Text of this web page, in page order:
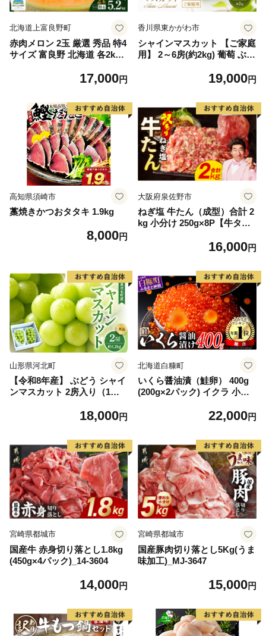
北海道上富良野町
赤肉メロン 2玉 厳選 秀品 特4
サイズ 富良野 北海道 各2kg
富良野 メロン めろん 果物 く
17,000円
香川県東かがわ市
シャインマスカット 【ご家庭
用】 2～6房(約2kg) 葡萄 ぶど
もの 果実 旬の果物 旬のフル
19,000円
高知県須崎市
藁焼きかつおタタキ 1.9kg
8,000円
大阪府泉佐野市
ねぎ塩 牛たん（成型）合計 2
kg 小分け 250g×8P【牛タン
16,000円
山形県河北町
【令和8年産】 ぶどう シャイ
ンマスカット 2房入り（1房6
産【山形eLab】 ka074-023-r
18,000円
北海道白糠町
いくら醤油漬（鮭卵） 400g
(200g×2パック) イクラ 小分
くら醤油漬け 鮭 鮭卵 ikura
大好評品 北海道 白糠町
22,000円
宮崎県都城市
国産牛 赤身切り落とし1.8kg
(450g×4パック)_14-3604
14,000円
宮崎県都城市
国産豚肉切り落とし5Kg(うま
味加工)_MJ-3647
15,000円